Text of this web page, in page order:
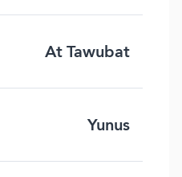
At Tawubat
Yunus